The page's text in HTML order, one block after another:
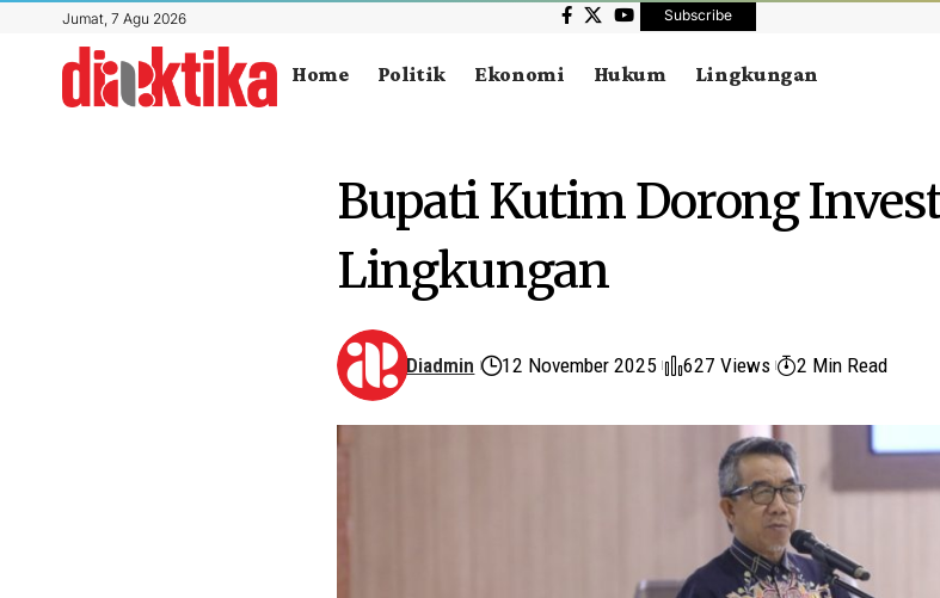
Jumat, 7 Agu 2026 Subscribe
Home Politik Ekonomi Hukum Lingkungan
Bupati Kutim Dorong
Lingkungan
Diadmin 12 November 2025 627 Views 2 Min Read